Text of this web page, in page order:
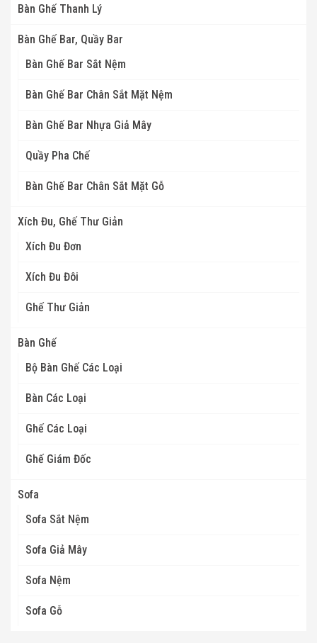
Bàn Ghế Thanh Lý
Bàn Ghế Bar, Quầy Bar
Bàn Ghế Bar Sắt Nệm
Bàn Ghế Bar Chân Sắt Mặt Nệm
Bàn Ghế Bar Nhựa Giả Mây
Quầy Pha Chế
Bàn Ghế Bar Chân Sắt Mặt Gỗ
Xích Đu, Ghế Thư Giản
Xích Đu Đơn
Xích Đu Đôi
Ghế Thư Giản
Bàn Ghế
Bộ Bàn Ghế Các Loại
Bàn Các Loại
Ghế Các Loại
Ghế Giám Đốc
Sofa
Sofa Sắt Nệm
Sofa Giả Mây
Sofa Nệm
Sofa Gỗ